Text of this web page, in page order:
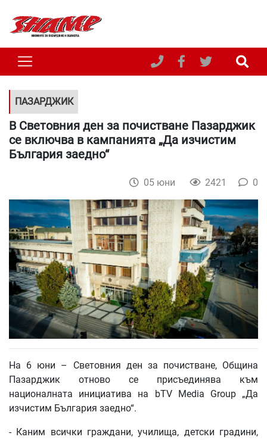
ПАЗАРДЖИК
В Световния ден за почистване Пазарджик
се включва в кампанията „Да изчистим
България заедно“
05 юни 2421 0
На 6 юни – Световния ден за почистване, Община
Пазарджик отново се присъединява към
националната инициатива на bTV Media Group „Да
изчистим България заедно“.
- Каним всички граждани, училища, детски градини,